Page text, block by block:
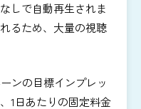
しで自動再生されま
るため、大量の視聴
ンの目標インプレッ
1日あたりの固定料金